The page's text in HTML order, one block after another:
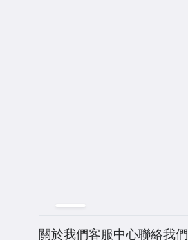
關於我們客服中心聯絡我們